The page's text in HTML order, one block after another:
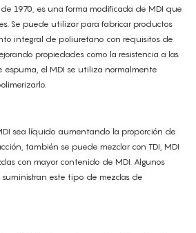
1970, es una forma modificada de MDI que
Se puede utilizar para fabricar productos
integral de poliuretano con requisitos de
propiedades como la resistencia a las
espuma, el MDI se utiliza normalmente
sea líquido aumentando la proporción de
también se puede mezclar con TDI, MDI
con mayor contenido de MDI. Algunos
este tipo de mezclas de